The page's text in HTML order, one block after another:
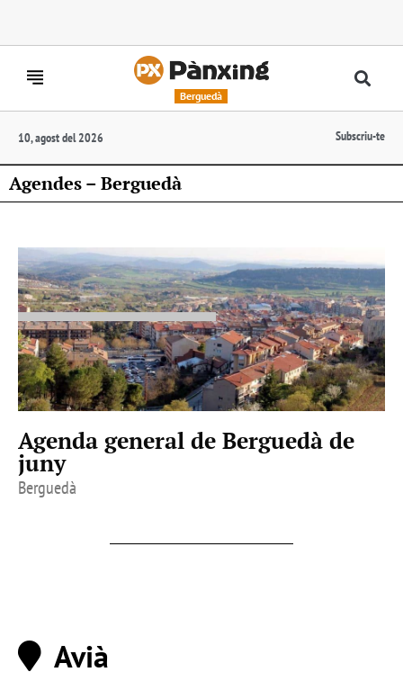
Berguedà
10, agost del 2026 Subscriu-te
Agendes – Berguedà
Agenda general de Berguedà de
juny
Berguedà
Avià